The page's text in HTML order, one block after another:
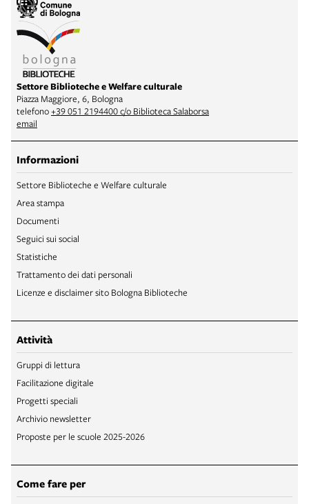
Settore Biblioteche e Welfare culturale
Piazza Maggiore, 6, Bologna
telefono+39 051 2194400 c/o Biblioteca Salaborsa
email
Informazioni
Settore Biblioteche e Welfare culturale
Area stampa
Documenti
Seguici sui social
Statistiche
Trattamento dei dati personali
Licenze e disclaimer sito Bologna Biblioteche
Attività
Gruppi di lettura
Facilitazione digitale
Progetti speciali
Archivio newsletter
Proposte per le scuole 2025-2026
Come fare per